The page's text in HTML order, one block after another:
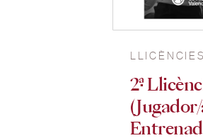
LLICÈNCIES
2ª
(Jugador/